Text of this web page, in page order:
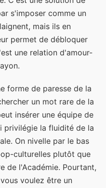
s'imposer comme un
mais ils en
permet de débloquer
une relation d'amour-
forme de paresse de la
un mot rare de la
insérer une équipe de
privilégie la fluidité de la
On nivelle par le bas
culturelles plutôt que
de l'Académie. Pourtant,
voulez être un